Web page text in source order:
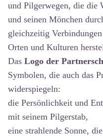
und Pilgerwegen, die die
und seinen Mönchen
gleichzeitig
Orten und Kulturen
Das Logo der
Symbolen, die auch das
widerspiegeln:
die Persönlichkeit und
mit seinem Pilgerstab,
eine strahlende Sonne,